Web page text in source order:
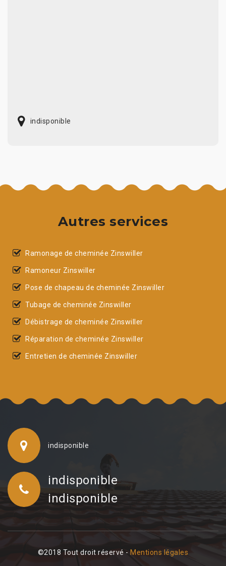
indisponible
Autres services
Ramonage de cheminée Zinswiller
Ramoneur Zinswiller
Pose de chapeau de cheminée Zinswiller
Tubage de cheminée Zinswiller
Débistrage de cheminée Zinswiller
Réparation de cheminée Zinswiller
Entretien de cheminée Zinswiller
indisponible
indisponible
indisponible
©2018 Tout droit réservé - Mentions légales